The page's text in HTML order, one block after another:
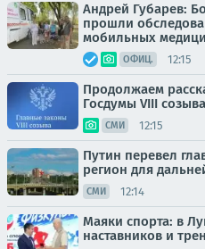
Андрей Губарев:
прошли
мобильных
ОФИЦ. 12:15
Продолжаем
Госдумы VIII созыва
СМИ 12:15
Путин перевел
регион для
СМИ 12:14
Маяки спорта: в
наставников и